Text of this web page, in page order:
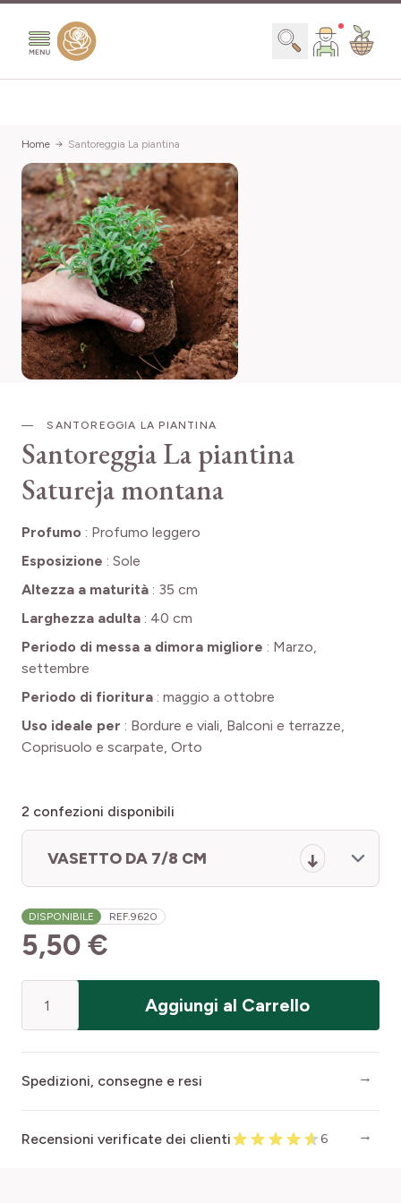
Search
Home Santoreggia La piantina
SANTOREGGIA LA PIANTINA
Santoreggia La piantina
Satureja montana
Profumo : Profumo leggero
Esposizione : Sole
Altezza a maturità : 35 cm
Larghezza adulta : 40 cm
Periodo di messa a dimora migliore : Marzo,
settembre
Periodo di fioritura : maggio a ottobre
Uso ideale per : Bordure e viali, Balconi e terrazze,
Coprisuolo e scarpate, Orto
2 confezioni disponibili
VASETTO DA 7/8 CM
DISPONIBILE REF.9620
5,50 €
Aggiungi al Carrello
Spedizioni, consegne e resi
Recensioni verificate dei clienti 6